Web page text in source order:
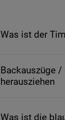
Was ist der
Backauszüge
herausziehen
Was ist die